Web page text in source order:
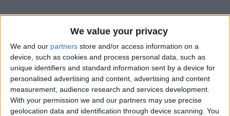
We value your privacy
We and our partners store and/or access information on a
device, such as cookies and process personal data, such as
unique identifiers and standard information sent by a device for
personalised advertising and content, advertising and content
measurement, audience research and services development.
With your permission we and our partners may use precise
geolocation data and identification through device scanning. You
Monaco et Clermont pour la première journée de Ligue 1.
Pour la toute première d’Adi Hütter sur le banc, l’ASM s’est
imposée (4-2).
Animateur : Damien
Chroniqueur : Adrien et Flo